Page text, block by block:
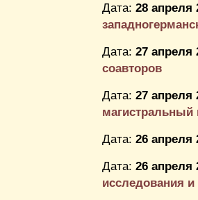
Дата: 28 апреля
Дата: 27 апреля
соавторов
Дата: 27 апреля
магистральный
Дата: 26 апреля
Дата: 26 апреля
исследования